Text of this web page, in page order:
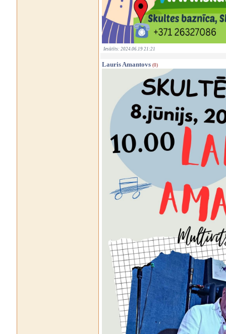
Iesūtīts: 2024.06.19 21:21
Lauris Amantovs (0)